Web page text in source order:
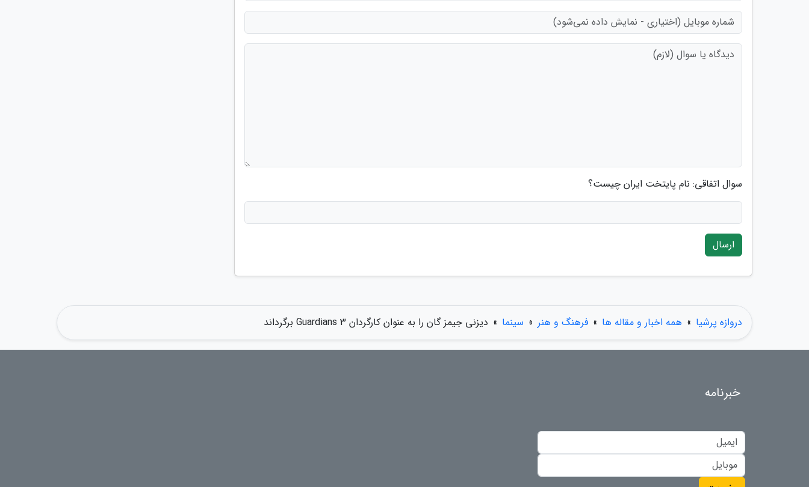
سوال اتفاقی: نام پایتخت ایران چیست؟
ارسال
دروازه پرشیا » همه اخبار و مقاله ها » فرهنگ و هنر » سینما » دیزنی جیمز گان را به عنوان کارگردان Guardians 3 برگرداند
خبرنامه